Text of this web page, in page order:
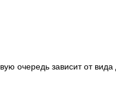
очередь зависит от